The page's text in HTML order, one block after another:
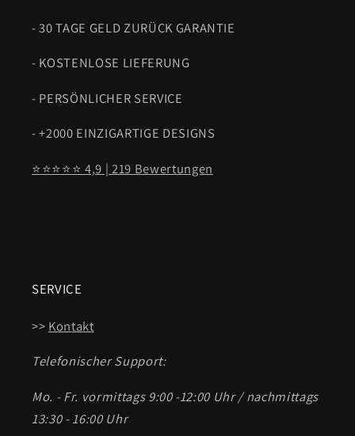
- 30 TAGE GELD ZURÜCK GARANTIE
- KOSTENLOSE LIEFERUNG
- PERSÖNLICHER SERVICE
- +2000 EINZIGARTIGE DESIGNS
⭐⭐⭐⭐⭐ 4,9 | 219 Bewertungen
SERVICE
>> Kontakt
Telefonischer Support:
Mo. - Fr. vormittags 9:00 -12:00 Uhr / nachmittags
13:30 - 16:00 Uhr